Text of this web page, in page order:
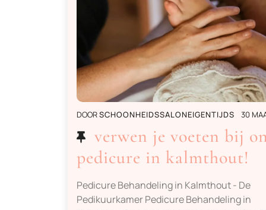
DOORSCHOONHEIDSSALONEIGENTIJDS 30
verwen je voeten bij
pedicure in kalmthout!
Pedicure Behandeling in Kalmthout - De
Pedikuurkamer Pedicure Behandeling in